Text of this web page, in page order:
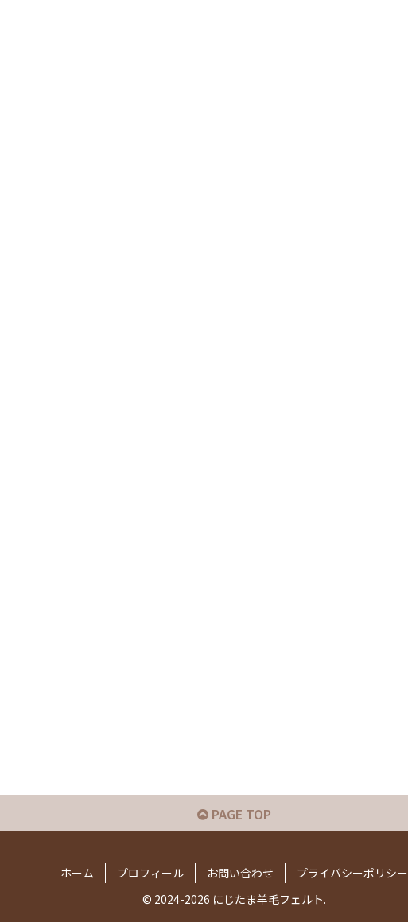
PAGE TOP
ホーム プロフィール お問い合わせ
プライバシーポリシー
© 2024-2026 にじたま羊毛フェルト.